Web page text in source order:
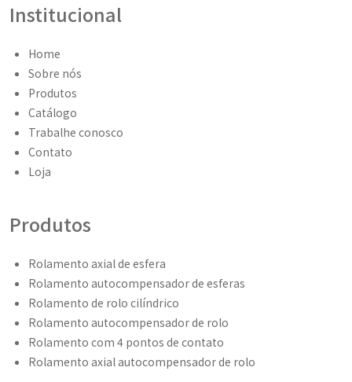
Institucional
Home
Sobre nós
Produtos
Catálogo
Trabalhe conosco
Contato
Loja
Produtos
Rolamento axial de esfera
Rolamento autocompensador de esferas
Rolamento de rolo cilíndrico
Rolamento autocompensador de rolo
Rolamento com 4 pontos de contato
Rolamento axial autocompensador de rolo